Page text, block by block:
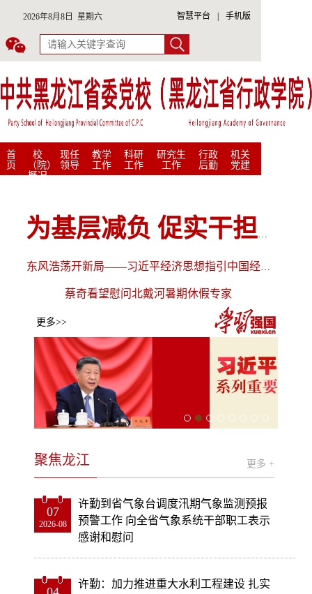
2026年8月8日 星期六 智慧平台 手机版
首
页
校
（院）
概况
现任
领导
教学
工作
科研
工作
研究生
工作
行政
后勤
机关
党建
为基层减负 促实干担当——《整治形式主义为基层减负若干规定》出台两周年观察
东风浩荡开新局——习近平经济思想指引中国经济高质量发展行稳…
蔡奇看望慰问北戴河暑期休假专家
更多>>
聚焦龙江 更多 +
07
2026-08
许勤到省气象台调度汛期气象监测预报
预警工作 向全省气象系统干部职工表示
感谢和慰问
许勤：加力推进重大水利工程建设 扎实